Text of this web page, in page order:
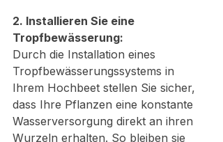
2. Installieren Sie eine
Tropfbewässerung:
Durch die Installation eines
Tropfbewässerungssystems in
Ihrem Hochbeet stellen Sie sicher,
dass Ihre Pflanzen eine konstante
Wasserversorgung direkt an ihren
Wurzeln erhalten. So bleiben sie